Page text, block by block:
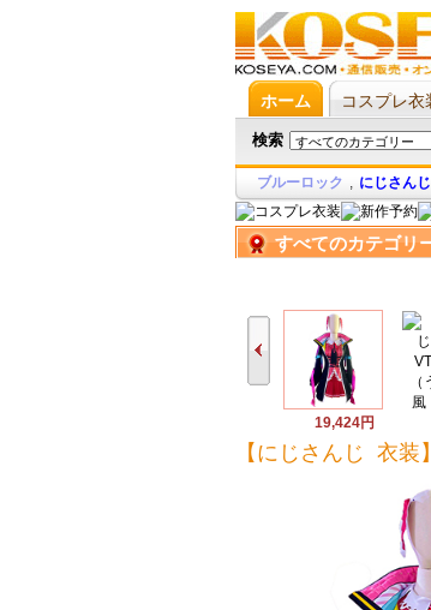
ホーム コスプレ衣
検索
ブルーロック , にじさんじ
すべてのカテゴリ
19,424円
【にじさんじ 衣